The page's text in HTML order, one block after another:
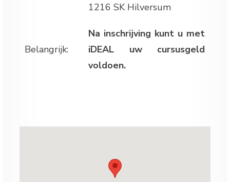
1216 SK Hilversum
Belangrijk:
Na inschrijving kunt u met
iDEAL uw cursusgeld
voldoen.